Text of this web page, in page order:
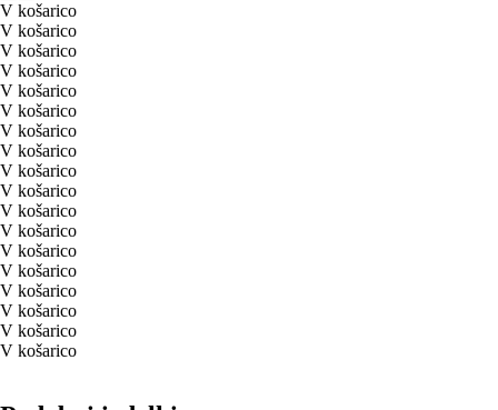
V košarico
V košarico
V košarico
V košarico
V košarico
V košarico
V košarico
V košarico
V košarico
V košarico
V košarico
V košarico
V košarico
V košarico
V košarico
V košarico
V košarico
V košarico